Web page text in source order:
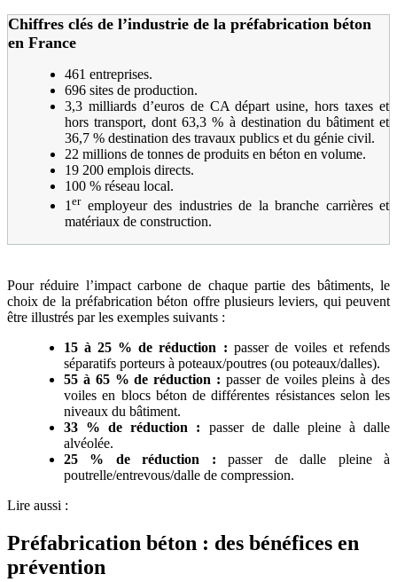
Chiffres clés de l’industrie de la préfabrication béton
en France
461 entreprises.
696 sites de production.
3,3 milliards d’euros de CA départ usine, hors taxes et
hors transport, dont 63,3 % à destination du bâtiment et
36,7 % destination des travaux publics et du génie civil.
22 millions de tonnes de produits en béton en volume.
19 200 emplois directs.
100 % réseau local.
1 eremployeur des industries de la branche carrières et
matériaux de construction.
Pour réduire l’impact carbone de chaque partie des bâtiments, le
choix de la préfabrication béton offre plusieurs leviers, qui peuvent
être illustrés par les exemples suivants :
15 à 25 % de réduction : passer de voiles et refends
séparatifs porteurs à poteaux/poutres (ou poteaux/dalles).
55 à 65 % de réduction : passer de voiles pleins à des
voiles en blocs béton de différentes résistances selon les
niveaux du bâtiment.
33 % de réduction : passer de dalle pleine à dalle
alvéolée.
25
% de réduction :passer de dalle pleine à
poutrelle/entrevous/dalle de compression.
Lire aussi :
Préfabrication béton : des bénéfices en
prévention